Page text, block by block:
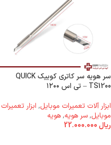
سر هویه سر کاتری کوییک QUICK
TS1200 – تی اس ۱۲۰۰
ابزار آلات تعمیرات موبایل, ابزار تعمیرات
موبایل,سر هویه,هویه
ریال